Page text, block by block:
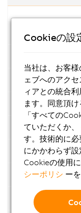
Bus modules
Intelligent
Digital input
Digital output
Digital mixed
Analog input
Counter and
Cookieの設
当社は、お客
ェブへのアク
ィアとの統合
ます。同意頂
「すべての
ていただくか、
す。技術的に
にかかわらず設
Cookieの使用
シーポリシ ー